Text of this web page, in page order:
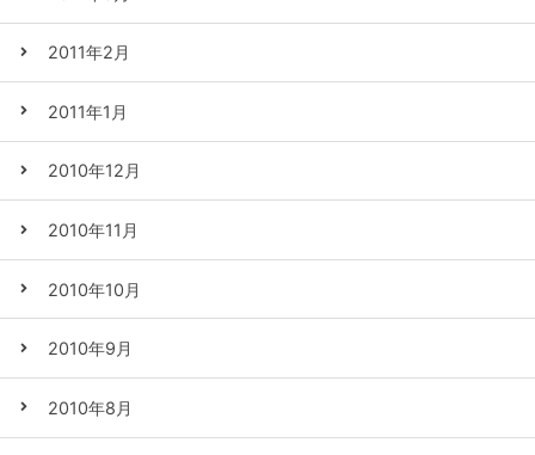
2011年2月
2011年1月
2010年12月
2010年11月
2010年10月
2010年9月
2010年8月